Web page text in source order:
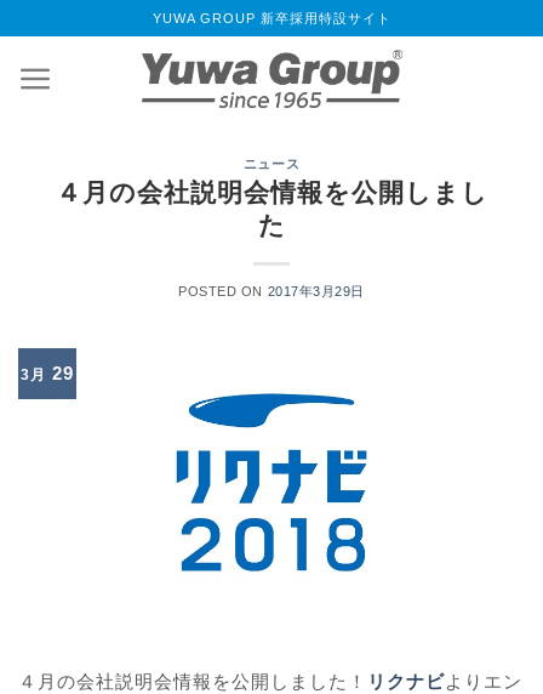
to
content
YUWA GROUP 新卒採用特設サイト
ニュース
４月の会社説明会情報を公開しまし
た
POSTED ON 2017年3月29日
3月 29
４月の会社説明会情報を公開しました！ リクナビよりエン